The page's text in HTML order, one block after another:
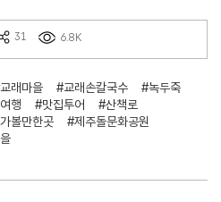
31 6.8K
래마을 #교래손칼국수
#녹두죽
행 #맛집투어
#산책로
볼만한곳
#제주돌문화공원